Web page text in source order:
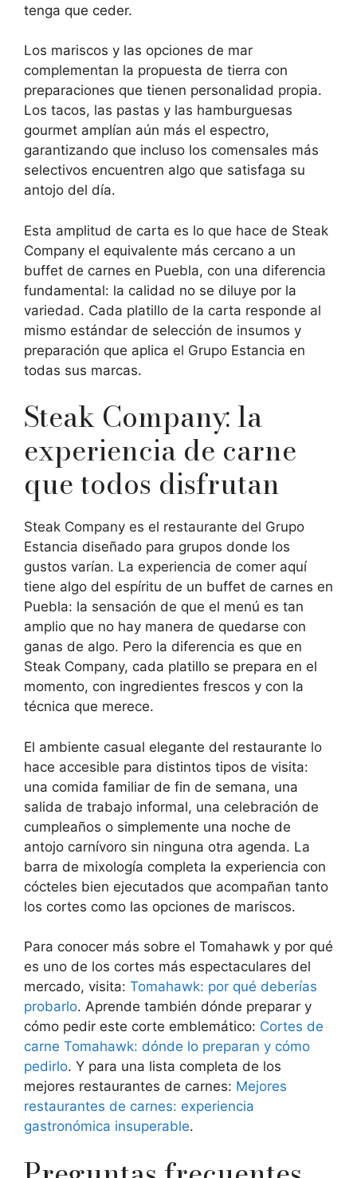
tenga que ceder.
Los mariscos y las opciones de mar
complementan la propuesta de tierra con
preparaciones que tienen personalidad propia.
Los tacos, las pastas y las hamburguesas
gourmet amplían aún más el espectro,
garantizando que incluso los comensales más
selectivos encuentren algo que satisfaga su
antojo del día.
Esta amplitud de carta es lo que hace de Steak
Company el equivalente más cercano a un
buffet de carnes en Puebla, con una diferencia
fundamental: la calidad no se diluye por la
variedad. Cada platillo de la carta responde al
mismo estándar de selección de insumos y
preparación que aplica el Grupo Estancia en
todas sus marcas.
Steak Company: la
experiencia de carne
que todos disfrutan
Steak Company es el restaurante del Grupo
Estancia diseñado para grupos donde los
gustos varían. La experiencia de comer aquí
tiene algo del espíritu de un buffet de carnes en
Puebla: la sensación de que el menú es tan
amplio que no hay manera de quedarse con
ganas de algo. Pero la diferencia es que en
Steak Company, cada platillo se prepara en el
momento, con ingredientes frescos y con la
técnica que merece.
El ambiente casual elegante del restaurante lo
hace accesible para distintos tipos de visita:
una comida familiar de fin de semana, una
salida de trabajo informal, una celebración de
cumpleaños o simplemente una noche de
antojo carnívoro sin ninguna otra agenda. La
barra de mixología completa la experiencia con
cócteles bien ejecutados que acompañan tanto
los cortes como las opciones de mariscos.
Para conocer más sobre el Tomahawk y por qué
es uno de los cortes más espectaculares del
mercado, visita: Tomahawk: por qué deberías
probarlo. Aprende también dónde preparar y
cómo pedir este corte emblemático: Cortes de
carne Tomahawk: dónde lo preparan y cómo
pedirlo. Y para una lista completa de los
mejores restaurantes de carnes: Mejores
restaurantes de carnes: experiencia
gastronómica insuperable.